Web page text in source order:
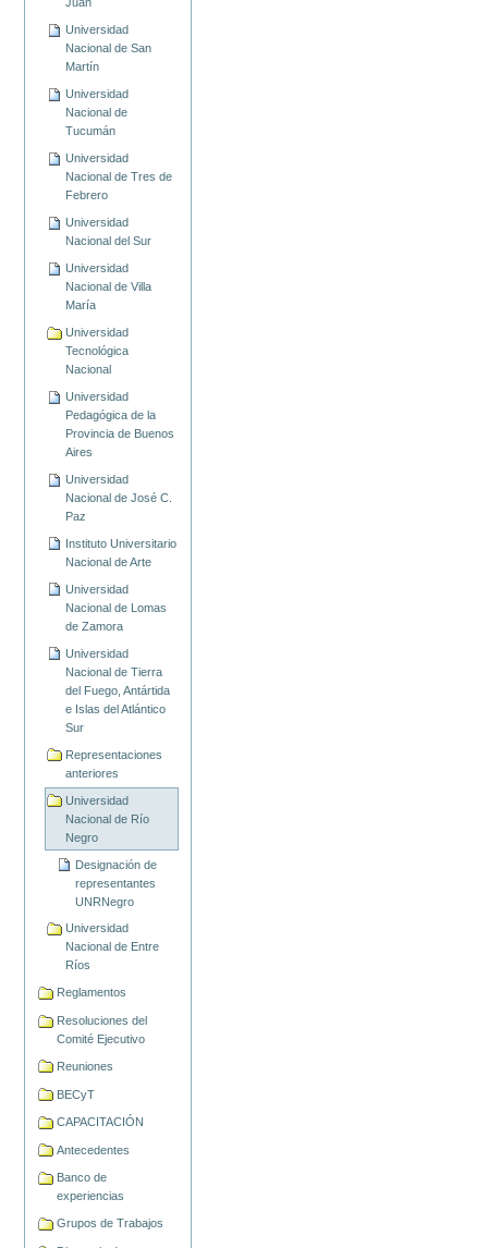
Universidad
Nacional de San
Martín
Universidad
Nacional de
Tucumán
Universidad
Nacional de Tres de
Febrero
Universidad
Nacional del Sur
Universidad
Nacional de Villa
María
Universidad
Tecnológica
Nacional
Universidad
Pedagógica de la
Provincia de Buenos
Aires
Universidad
Nacional de José C.
Paz
Instituto Universitario
Nacional de Arte
Universidad
Nacional de Lomas
de Zamora
Universidad
Nacional de Tierra
del Fuego, Antártida
e Islas del Atlántico
Sur
Representaciones
anteriores
Universidad
Nacional de Río
Negro
Designación de
representantes
UNRNegro
Universidad
Nacional de Entre
Ríos
Reglamentos
Resoluciones del
Comité Ejecutivo
Reuniones
BECyT
CAPACITACIÓN
Antecedentes
Banco de
experiencias
Grupos de Trabajos